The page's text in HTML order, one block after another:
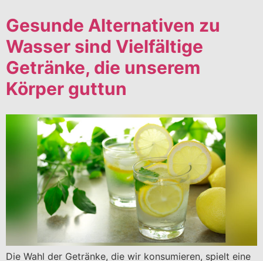
Gesunde Alternativen zu
Wasser sind Vielfältige
Getränke, die unserem
Körper guttun
Die Wahl der Getränke, die wir konsumieren, spielt eine